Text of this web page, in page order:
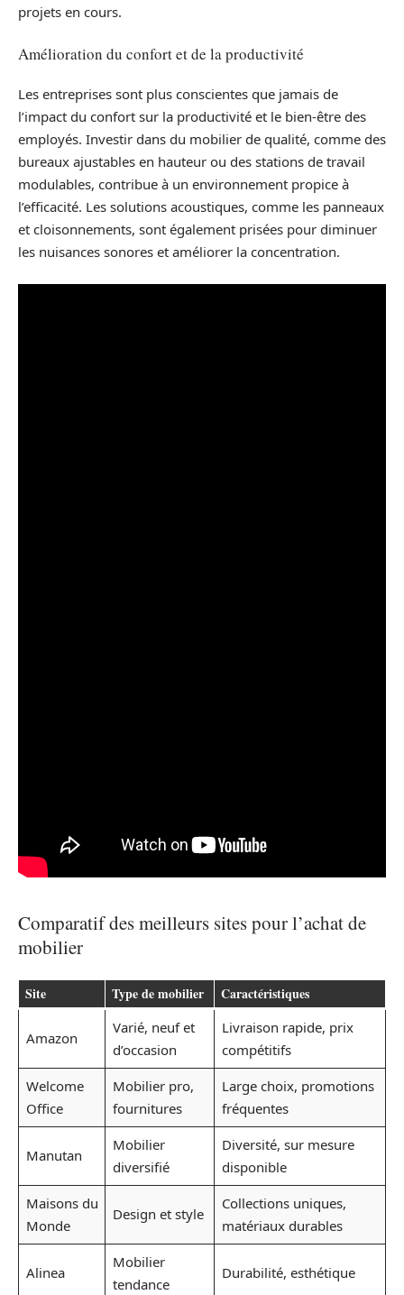
projets en cours.
Amélioration du confort et de la productivité
Les entreprises sont plus conscientes que jamais de
l’impact du confort sur la productivité et le bien-être des
employés. Investir dans du mobilier de qualité, comme des
bureaux ajustables en hauteur ou des stations de travail
modulables, contribue à un environnement propice à
l’efficacité. Les solutions acoustiques, comme les panneaux
et cloisonnements, sont également prisées pour diminuer
les nuisances sonores et améliorer la concentration.
Comparatif des meilleurs sites pour l’achat de
mobilier
Site Type de mobilier Caractéristiques
Amazon
Varié, neuf et
d’occasion
Livraison rapide, prix
compétitifs
Welcome
Office
Mobilier pro,
fournitures
Large choix, promotions
fréquentes
Manutan
Mobilier
diversifié
Diversité, sur mesure
disponible
Maisons du
Monde
Design et style
Collections uniques,
matériaux durables
Alinea
Mobilier
tendance
Durabilité, esthétique